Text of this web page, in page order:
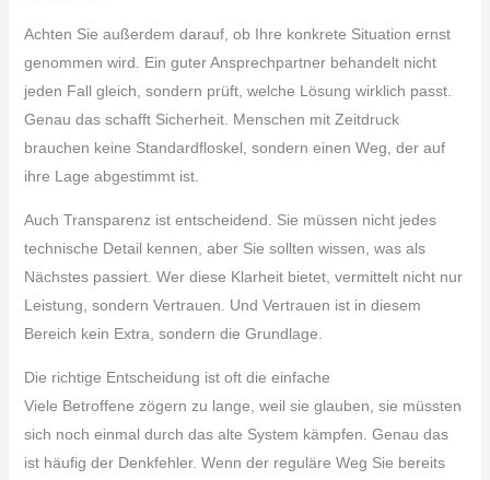
Achten Sie außerdem darauf, ob Ihre konkrete Situation ernst
genommen wird. Ein guter Ansprechpartner behandelt nicht
jeden Fall gleich, sondern prüft, welche Lösung wirklich passt.
Genau das schafft Sicherheit. Menschen mit Zeitdruck
brauchen keine Standardfloskel, sondern einen Weg, der auf
ihre Lage abgestimmt ist.
Auch Transparenz ist entscheidend. Sie müssen nicht jedes
technische Detail kennen, aber Sie sollten wissen, was als
Nächstes passiert. Wer diese Klarheit bietet, vermittelt nicht nur
Leistung, sondern Vertrauen. Und Vertrauen ist in diesem
Bereich kein Extra, sondern die Grundlage.
Die richtige Entscheidung ist oft die einfache
Viele Betroffene zögern zu lange, weil sie glauben, sie müssten
sich noch einmal durch das alte System kämpfen. Genau das
ist häufig der Denkfehler. Wenn der reguläre Weg Sie bereits